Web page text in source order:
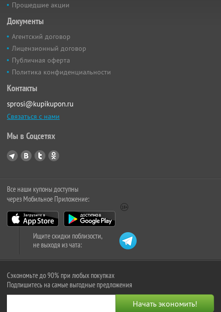
Прошедшие акции
Документы
Агентский договор
Лицензионный договор
Публичная оферта
Политика конфиденциальности
Контакты
sprosi@kupikupon.ru
Связаться с нами
Мы в Соцсетях
Все наши купоны доступны
через Мобильное Приложение:
Ищите скидки поблизости,
не выходя из чата:
Сэкономьте до 90% при любых покупках
Подпишитесь на самые выгодные предложения